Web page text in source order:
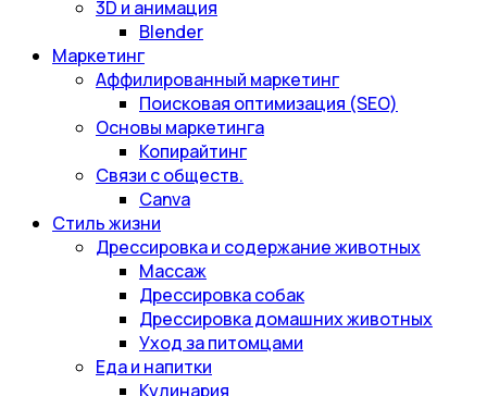
3D и анимация
Blender
Маркетинг
Аффилированный маркетинг
Поисковая оптимизация (SEO)
Основы маркетинга
Копирайтинг
Связи с обществ.
Canva
Стиль жизни
Дрессировка и содержание животных
Массаж
Дрессировка собак
Дрессировка домашних животных
Уход за питомцами
Еда и напитки
Кулинария